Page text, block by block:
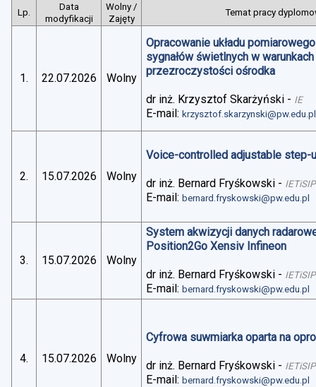
Lp.
Data
modyfikacji
Wolny /
Zajęty
Temat pracy
1. 22.07.2026 Wolny
Opracowanie układu
sygnałów świetlnych w
przezroczystości ośrodka
dr inż. Krzysztof Skarżyński - IE
E-mail:krzysztof.skarzynski@pw.edu.pl
2. 15.07.2026 Wolny
Voice-controlled adjustable step-
dr inż. Bernard Fryśkowski - IETiSIP
E-mail:bernard.fryskowski@pw.edu.pl
3. 15.07.2026 Wolny
System akwizycji danych
Position2Go Xensiv Infineon
dr inż. Bernard Fryśkowski - IETiSIP
E-mail:bernard.fryskowski@pw.edu.pl
4. 15.07.2026 Wolny
Cyfrowa suwmiarka oparta na
dr inż. Bernard Fryśkowski - IETiSIP
E-mail:bernard.fryskowski@pw.edu.pl